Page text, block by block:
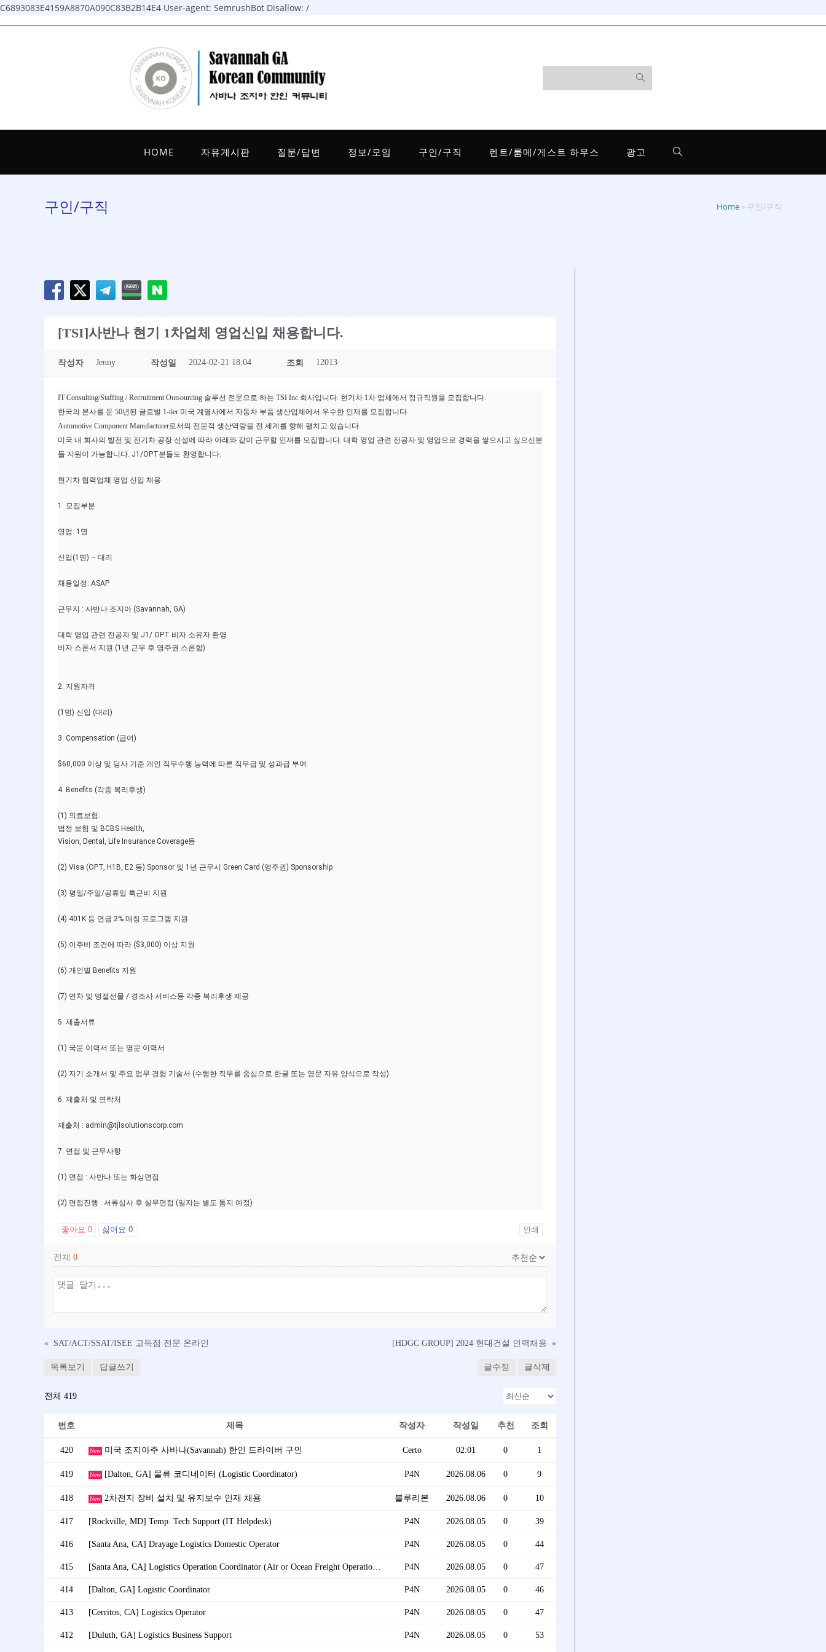
C6893083E4159A8870A090C83B2B14E4 User-agent: SemrushBot Disallow: /
Skip
HOME 자유게시판 질문/답변 정보/모임 구인/구직 렌트/룸메/게스트 하우스 광고
구인/구직 Home » 구인/구직